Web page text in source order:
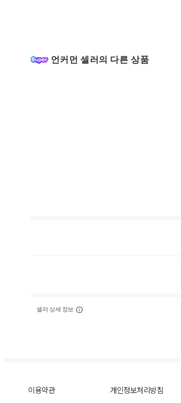
언커먼 셀러의 다른 상품
셀러 상세 정보
이용약관 개인정보처리방침